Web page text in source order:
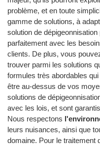
problème, et en toute
gamme de solutions, à
solution de
parfaitement avec les
clients. De plus, vous
trouver parmi les solutions
formules très abordables
être au-dessus de vos
solutions de
avec les lois, et sont
Nous respectons
leurs nuisances, ainsi que
domaine. Pour le traitement